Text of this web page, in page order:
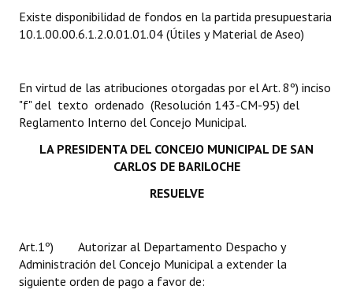
Actas de Audiencias Públicas
Comunicaciones
Declaraciones
Resoluciones
Resoluciones de Presidencia
Antiguos Pobladores
Noticias Destacadas
Existe disponibilidad de fondos en la partida presupuestaria
10.1.00.00.6.1.2.0.01.01.04 (Útiles y Material de Aseo)
En virtud de las atribuciones otorgadas por el Art. 8º) inciso
"f" del texto ordenado (Resolución 143-CM-95) del
Reglamento Interno del Concejo Municipal.
LA PRESIDENTA DEL CONCEJO MUNICIPAL DE SAN
CARLOS DE BARILOCHE
RESUELVE
Art.1º) Autorizar al Departamento Despacho y
Administración del Concejo Municipal a extender la
siguiente orden de pago a favor de: